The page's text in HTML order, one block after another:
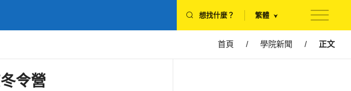
想找什麼？ 繁體
首頁 / 學院新聞 / 正文
令營